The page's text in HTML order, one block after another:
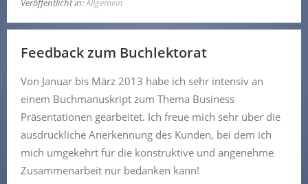
Veröffentlicht in:Allgemein
Feedback zum Buchlektorat
Von Januar bis März 2013 habe ich sehr intensiv an
einem Buchmanuskript zum Thema Business
Präsentationen gearbeitet. Ich freue mich sehr über die
ausdrückliche Anerkennung des Kunden, bei dem ich
mich umgekehrt für die konstruktive und angenehme
Zusammenarbeit nur bedanken kann!